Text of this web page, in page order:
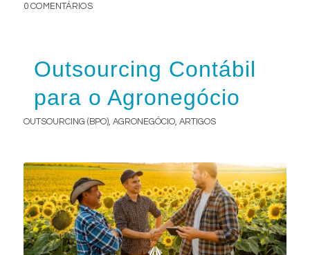
0 COMENTÁRIOS
Outsourcing Contábil
para o Agronegócio
OUTSOURCING (BPO), AGRONEGÓCIO, ARTIGOS